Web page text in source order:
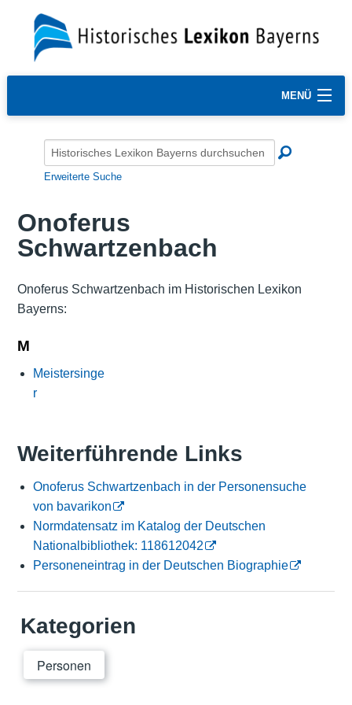
MENÜ
Erweiterte Suche
Onoferus
Schwartzenbach
Onoferus Schwartzenbach im Historischen Lexikon
Bayerns:
M
Meistersinge
r
Weiterführende Links
Onoferus Schwartzenbach in der Personensuche
von bavarikon
Normdatensatz im Katalog der Deutschen
Nationalbibliothek: 118612042
Personeneintrag in der Deutschen Biographie
Kategorien
Personen